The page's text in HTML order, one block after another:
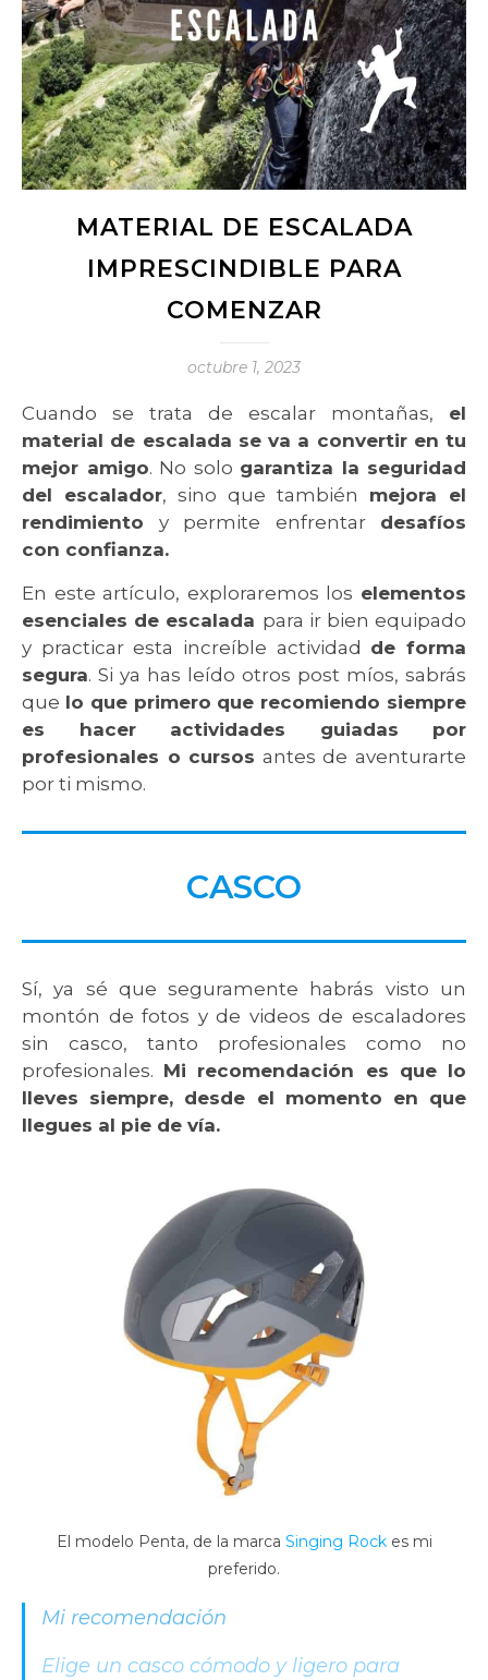
MATERIAL DE ESCALADA
IMPRESCINDIBLE PARA
COMENZAR
octubre 1, 2023
Cuando se trata de escalar montañas, el
material de escalada se va a convertir en tu
mejor amigo. No solo garantiza la seguridad
del escalador, sino que también mejora el
rendimiento y permite enfrentar desafíos
con confianza.
En este artículo, exploraremos los elementos
esenciales de escalada para ir bien equipado
y practicar esta increíble actividad de forma
segura. Si ya has leído otros post míos, sabrás
que lo que primero que recomiendo siempre
es hacer actividades guiadas por
profesionales o cursos antes de aventurarte
por ti mismo.
CASCO
Sí, ya sé que seguramente habrás visto un
montón de fotos y de videos de escaladores
sin casco, tanto profesionales como no
profesionales. Mi recomendación es que lo
lleves siempre, desde el momento en que
llegues al pie de vía.
El modelo Penta, de la marca Singing Rockes mi
preferido.
Mi recomendación
Elige un casco cómodo y ligero para